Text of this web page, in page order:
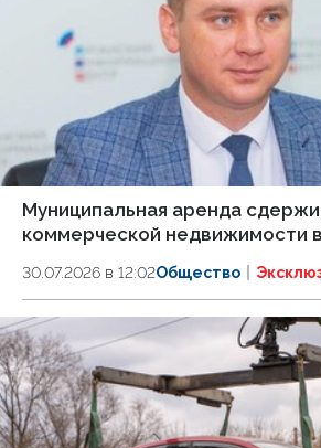
Муниципальная аренда
коммерческой недвижимости
30.07.2026 в 12:02Общество